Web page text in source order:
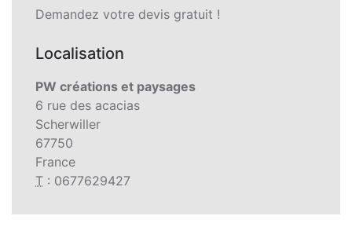
Demandez votre devis gratuit !
Localisation
PW créations et paysages
6 rue des acacias
Scherwiller
67750
France
T : 0677629427